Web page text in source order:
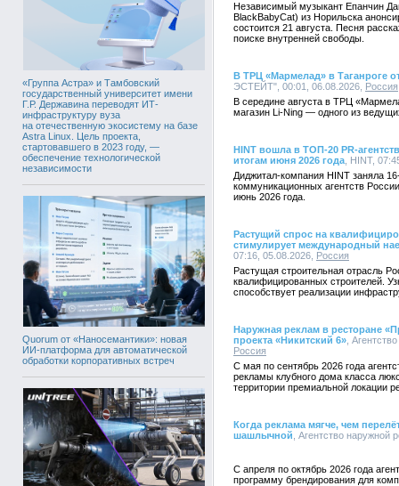
«Группа Астра» и Тамбовский
государственный университет имени
Г.Р. Державина переводят ИТ-
инфраструктуру вуза
на отечественную экосистему на базе
Astra Linux. Цель проекта,
стартовавшего в 2023 году, —
обеспечение технологической
независимости
Quorum от «Наносемантики»: новая
ИИ-платформа для автоматической
обработки корпоративных встреч
Независимый музыкант Епанчин
BlackBabyCat) из Норильска
состоится 21 августа. Песня
поиске внутренней свободы.
В ТРЦ «Мармелад» в Таганроге
ЭСТЕЙТ", 00:01, 06.08.2026, Россия
В середине августа в ТРЦ
магазин Li-Ning — одного из
HINT вошла в ТОП-20 PR-
итогам июня 2026 года , HINT,
Диджитал-компания HINT заняла
коммуникационных агентств
июнь 2026 года.
Растущий спрос на
стимулирует международный
07:16, 05.08.2026, Россия
Растущая строительная отрасль
квалифицированных строителей.
способствует реализации
Наружная реклам в ресторане
проекта «Никитский 6» ,
Россия
С мая по сентябрь 2026 года
рекламы клубного дома класса
территории премиальной локации
Когда реклама мягче, чем
шашлычной , Агентство
С апреля по октябрь 2026 года
программу брендирования для